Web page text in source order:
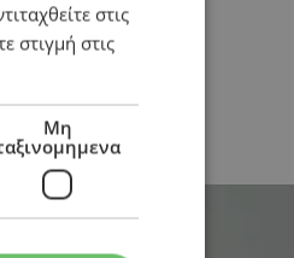
στις
στιγμή στις
Μη